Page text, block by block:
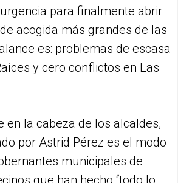
para finalmente abrir
acogida más grandes de las
es: problemas de escasa
y cero conflictos en Las
en la cabeza de los alcaldes,
por Astrid Pérez es el modo
municipales de
que han hecho “todo lo